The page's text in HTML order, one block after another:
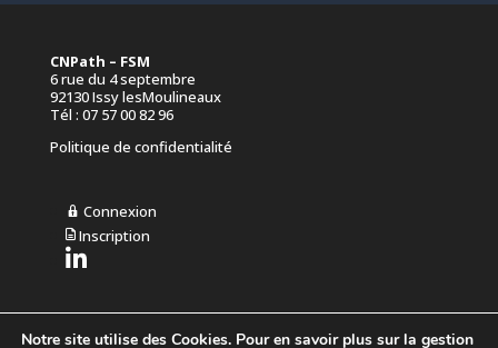
CNPath – FSM
6 rue du 4 septembre
92130 Issy lesMoulineaux
Tél : 07 57 00 82 96
Politique de confidentialité
Connexion
Inscription
L
n
Notre site utilise des Cookies. Pour en savoir plus sur la gestion